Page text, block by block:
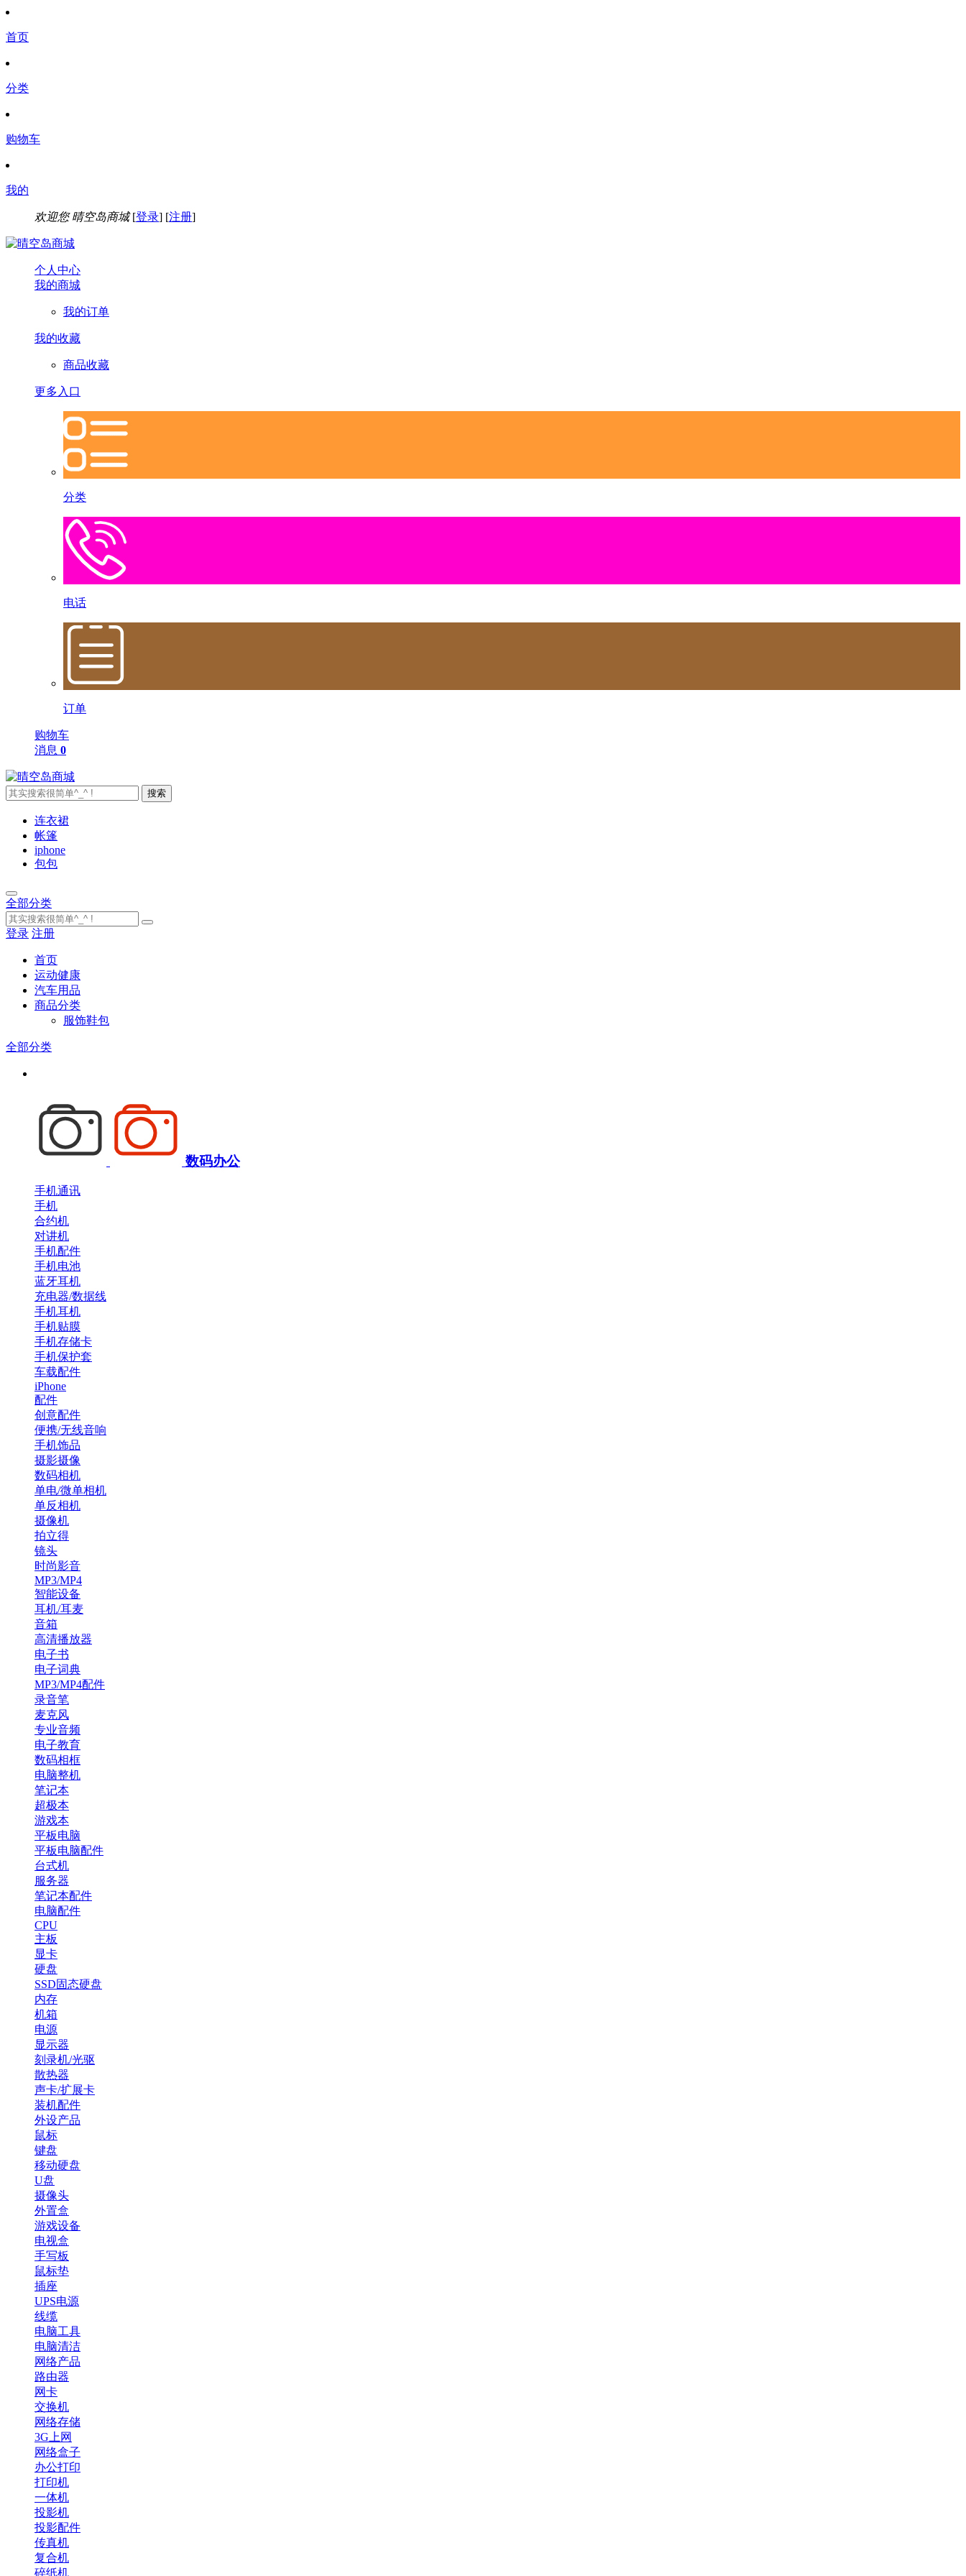
首页
分类
购物车
我的
欢迎您 晴空岛商城[登录] [注册]
个人中心
我的商城
我的订单
我的收藏
商品收藏
更多入口
分类
电话
订单
购物车
消息 0
搜索
连衣裙
帐篷
iphone
包包
全部分类
登录 注册
首页
运动健康
汽车用品
商品分类
服饰鞋包
全部分类
数码办公
手机通讯
手机
合约机
对讲机
手机配件
手机电池
蓝牙耳机
充电器/数据线
手机耳机
手机贴膜
手机存储卡
手机保护套
车载配件
iPhone
配件
创意配件
便携/无线音响
手机饰品
摄影摄像
数码相机
单电/微单相机
单反相机
摄像机
拍立得
镜头
时尚影音
MP3/MP4
智能设备
耳机/耳麦
音箱
高清播放器
电子书
电子词典
MP3/MP4配件
录音笔
麦克风
专业音频
电子教育
数码相框
电脑整机
笔记本
超极本
游戏本
平板电脑
平板电脑配件
台式机
服务器
笔记本配件
电脑配件
CPU
主板
显卡
硬盘
SSD固态硬盘
内存
机箱
电源
显示器
刻录机/光驱
散热器
声卡/扩展卡
装机配件
外设产品
鼠标
键盘
移动硬盘
U盘
摄像头
外置盒
游戏设备
电视盒
手写板
鼠标垫
插座
UPS电源
线缆
电脑工具
电脑清洁
网络产品
路由器
网卡
交换机
网络存储
3G上网
网络盒子
办公打印
打印机
一体机
投影机
投影配件
传真机
复合机
碎纸机